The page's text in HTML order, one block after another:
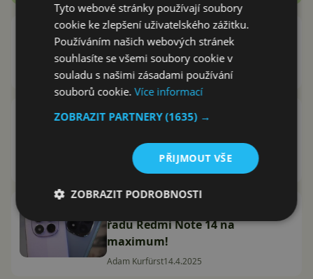
6 důvodů, proč je Redmi Note 14S
nejlepší a pro koho
Adam Kurfürst18.4.2025
Parádní sleva! Dobře vybavené
koupíte výrazně levněji
Adam Kurfürst 15.4.2025
řadu Redmi Note 14 na
maximum!
Adam Kurfürst14.4.2025
Tyto webové stránky používají soubory
cookie ke zlepšení uživatelského zážitku.
Používáním našich webových stránek
souhlasíte se všemi soubory cookie v
souladu s našimi zásadami používání
souborů cookie.Více informací
ZOBRAZIT PARTNERY(1635) →
PŘIJMOUT VŠE
ZOBRAZIT PODROBNOSTI